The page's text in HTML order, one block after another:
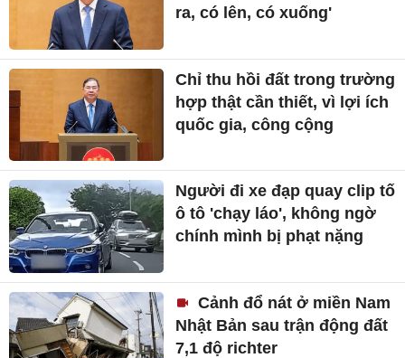
ra, có lên, có xuống'
Chỉ thu hồi đất trong trường
hợp thật cần thiết, vì lợi ích
quốc gia, công cộng
Người đi xe đạp quay clip tố
ô tô 'chạy láo', không ngờ
chính mình bị phạt nặng
Cảnh đổ nát ở miền Nam
Nhật Bản sau trận động đất
7,1 độ richter